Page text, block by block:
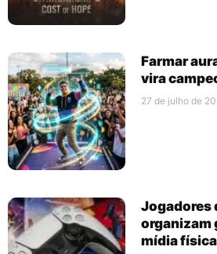
Farmar
vira
27 de julho de
Jogadores
organizam
mídia física